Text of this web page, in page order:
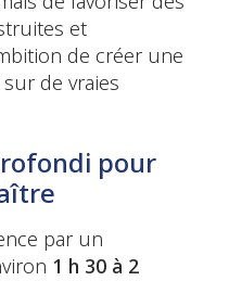
et
de créer une
de vraies
pour
par un
1 h 30 à 2